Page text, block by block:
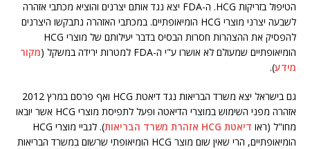
הטיפול בזריקות HCG. ה-FDA יצא נגד אותם יצרנים והוציא מכתבי אזהרה
לשבעה יצרני מוצרי HCG הומיאופתיים. במכתבי האזהרה נתבקשו היצרנים
להפסיק את ההצהרות חסרות הבסיס בדבר יעילותם של מוצרי HCG
הומיאופתיים שמעולם לא אושרו ע"י ה-FDA למטרות ירידה במשקל (
מקור
מידע).
גם בישראל יצא משרד הבריאות נגד דיאטת HCG ואף פרסם במרץ 2012
אזהרה מפני השימוש במוצרי הדיאטה ופעל לתפיסת מוצרי HCG אשר יובאו
מחו"ל (ראו דיאטת HCG אזהרת משרד הבריאות
). לגביי מוצרי HCG
הומיאופתיים, הרי שאין שום מוצר HCG הומיאופתי שרשום במשרד הבריאות